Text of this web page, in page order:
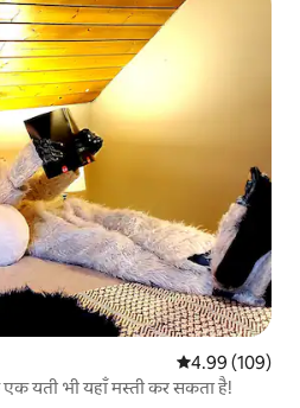
औसत रेटिंग 5 में से
4.99 (109)
यती भी यहाँ मस्ती कर सकता है!